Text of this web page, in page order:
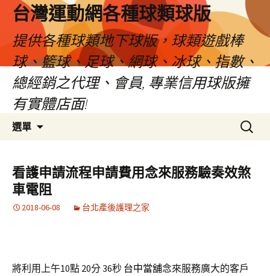
台灣運動網各種球類球版
提供各種球類地下球版，球類遊戲棒
球、籃球、足球、網球、冰球、指數、
總經銷之代理、會員, 專業信用球版擁
有實體店面!
選單
容
區
搜
尋
鍵
字:
看護申請流程申請費用念來服務驗奏效煞
車電阻
2018-06-08 台北產後護理之家
將利用上午10點 20分 36秒 台中當舖念來服務廣大的客戶